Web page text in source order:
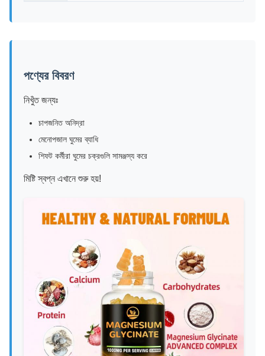
পণ্যের বিবরণ
নিখুঁত জন্যঃ
চাপজনিত অনিদ্রা
মেনোপজাল ঘুমের ব্যাধি
শিফট কর্মীরা ঘুমের চক্রগুলি সামঞ্জস্য করে
মিষ্টি স্বপ্ন এখানে শুরু হয়!